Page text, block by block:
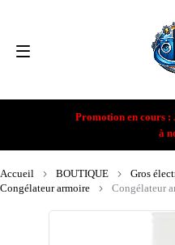
Promotion en cours :
à
Accueil BOUTIQUE Gros
Congélateur armoire
Congélateur